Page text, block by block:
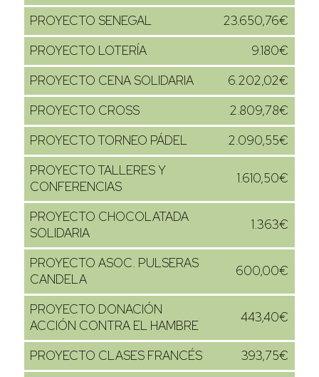
PROYECTO SENEGAL
23.650,76€
PROYECTO LOTERÍA
9.180€
PROYECTO CENA SOLIDARIA
6.202,02€
PROYECTO CROSS
2.809,78€
PROYECTO TORNEO PÁDEL
2.090,55€
PROYECTO TALLERES Y
CONFERENCIAS
1.610,50€
PROYECTO CHOCOLATADA
SOLIDARIA
1.363€
PROYECTO ASOC. PULSERAS
CANDELA
600,00€
PROYECTO DONACIÓN
ACCIÓN CONTRA EL HAMBRE
443,40€
PROYECTO CLASES FRANCÉS
393,75€